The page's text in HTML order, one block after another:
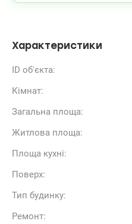
Характеристики
ID об'єкта:
Кімнат:
Загальна площа:
Житлова площа:
Площа кухні:
Поверх:
Тип будинку:
Ремонт: